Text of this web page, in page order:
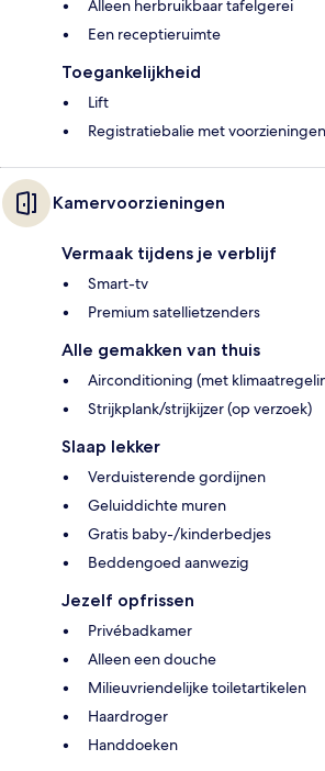
Alleen herbruikbaar tafelgerei
Een receptieruimte
Toegankelijkheid
Lift
Registratiebalie met
Kamervoorzieningen
Vermaak tijdens je verblijf
Smart-tv
Premium satellietzenders
Alle gemakken van thuis
Airconditioning (met
Strijkplank/strijkijzer (op verzoek)
Slaap lekker
Verduisterende gordijnen
Geluiddichte muren
Gratis baby-/kinderbedjes
Beddengoed aanwezig
Jezelf opfrissen
Privébadkamer
Alleen een douche
Milieuvriendelijke toiletartikelen
Haardroger
Handdoeken